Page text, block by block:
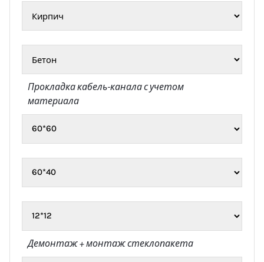
Прокладка кабель-каналас учетом
материала
Демонтаж + монтаж стеклопакета